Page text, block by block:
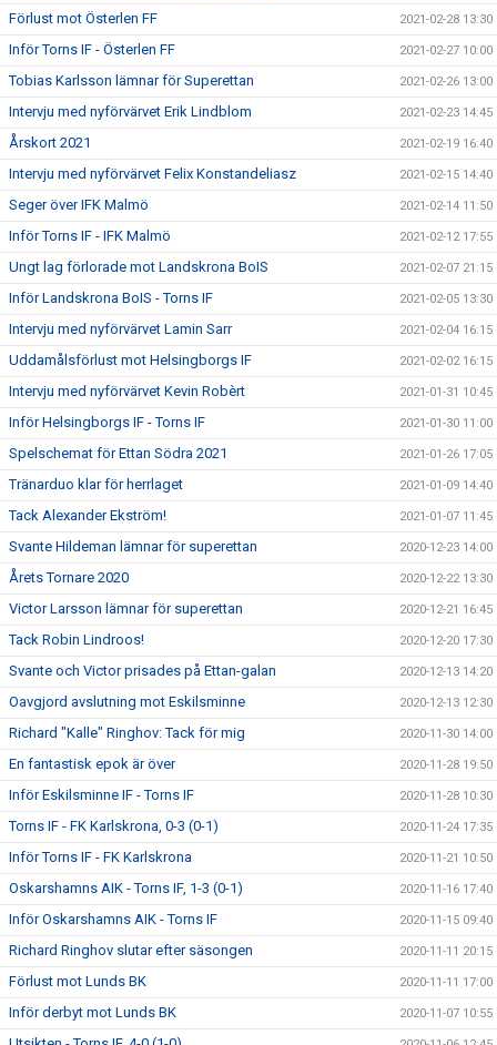
Förlust mot Österlen FF 2021-02-28 13:30
Inför Torns IF - Österlen FF 2021-02-27 10:00
Tobias Karlsson lämnar för Superettan 2021-02-26 13:00
Intervju med nyförvärvet Erik Lindblom 2021-02-23 14:45
Årskort 2021 2021-02-19 16:40
Intervju med nyförvärvet Felix Konstandeliasz 2021-02-15 14:40
Seger över IFK Malmö 2021-02-14 11:50
Inför Torns IF - IFK Malmö 2021-02-12 17:55
Ungt lag förlorade mot Landskrona BoIS 2021-02-07 21:15
Inför Landskrona BoIS - Torns IF 2021-02-05 13:30
Intervju med nyförvärvet Lamin Sarr 2021-02-04 16:15
Uddamålsförlust mot Helsingborgs IF 2021-02-02 16:15
Intervju med nyförvärvet Kevin Robèrt 2021-01-31 10:45
Inför Helsingborgs IF - Torns IF 2021-01-30 11:00
Spelschemat för Ettan Södra 2021 2021-01-26 17:05
Tränarduo klar för herrlaget 2021-01-09 14:40
Tack Alexander Ekström! 2021-01-07 11:45
Svante Hildeman lämnar för superettan 2020-12-23 14:00
Årets Tornare 2020 2020-12-22 13:30
Victor Larsson lämnar för superettan 2020-12-21 16:45
Tack Robin Lindroos! 2020-12-20 17:30
Svante och Victor prisades på Ettan-galan 2020-12-13 14:20
Oavgjord avslutning mot Eskilsminne 2020-12-13 12:30
Richard "Kalle" Ringhov: Tack för mig 2020-11-30 14:00
En fantastisk epok är över 2020-11-28 19:50
Inför Eskilsminne IF - Torns IF 2020-11-28 10:30
Torns IF - FK Karlskrona, 0-3 (0-1) 2020-11-24 17:35
Inför Torns IF - FK Karlskrona 2020-11-21 10:50
Oskarshamns AIK - Torns IF, 1-3 (0-1) 2020-11-16 17:40
Inför Oskarshamns AIK - Torns IF 2020-11-15 09:40
Richard Ringhov slutar efter säsongen 2020-11-11 20:15
Förlust mot Lunds BK 2020-11-11 17:00
Inför derbyt mot Lunds BK 2020-11-07 10:55